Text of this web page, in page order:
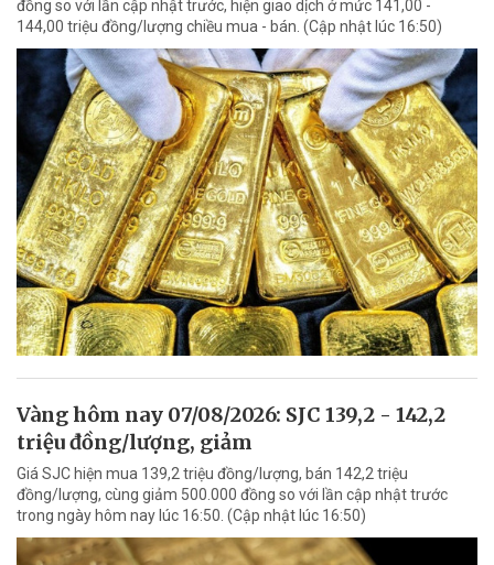
đồng so với lần cập nhật trước, hiện giao dịch ở mức 141,00 -
144,00 triệu đồng/lượng chiều mua - bán. (Cập nhật lúc 16:50)
Vàng hôm nay 07/08/2026: SJC 139,2 - 142,2
triệu đồng/lượng, giảm
Giá SJC hiện mua 139,2 triệu đồng/lượng, bán 142,2 triệu
đồng/lượng, cùng giảm 500.000 đồng so với lần cập nhật trước
trong ngày hôm nay lúc 16:50. (Cập nhật lúc 16:50)